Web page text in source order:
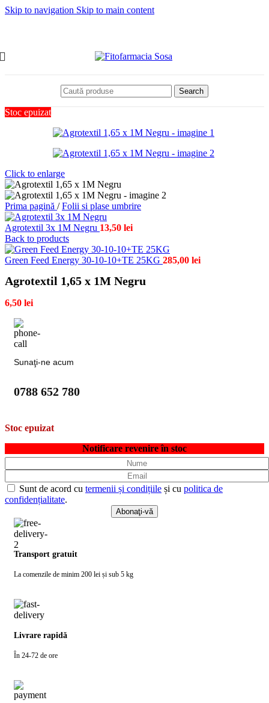
Skip to navigation Skip to main content
Search
Stoc epuizat
Click to enlarge
Prima pagină / Folii si plase umbrire
Agrotextil 3x 1M Negru 13,50 lei
Back to products
Green Feed Energy 30-10-10+TE 25KG 285,00 lei
Agrotextil 1,65 x 1M Negru
6,50 lei
Sunaţi-ne acum
0788 652 780
Stoc epuizat
Notificare revenire în stoc
Sunt de acord cu termenii și condițiile și cu politica de
confidențialitate.
Transport gratuit
La comenzile de minim 200 lei și sub 5 kg
Livrare rapidă
În 24-72 de ore